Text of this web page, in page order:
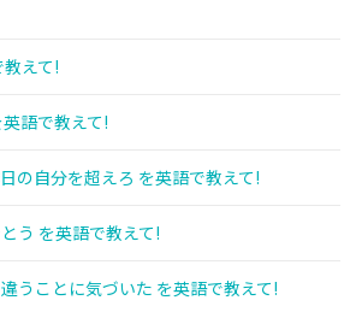
えて!
語で教えて!
の自分を超えろ を英語で教えて!
う を英語で教えて!
うことに気づいた を英語で教えて!